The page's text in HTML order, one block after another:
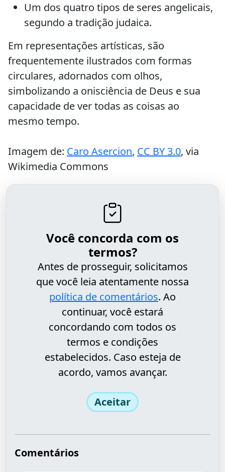
Um dos quatro tipos de seres angelicais,
segundo a tradição judaica.
Em representações artísticas, são
frequentemente ilustrados com formas
circulares, adornados com olhos,
simbolizando a onisciência de Deus e sua
capacidade de ver todas as coisas ao
mesmo tempo.
Imagem de: Caro Asercion, CC BY 3.0, via
Wikimedia Commons
Você concorda com os
termos?
Antes de prosseguir, solicitamos
que você leia atentamente nossa
política de comentários. Ao
continuar, você estará
concordando com todos os
termos e condições
estabelecidos. Caso esteja de
acordo, vamos avançar.
Aceitar
Comentários